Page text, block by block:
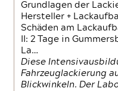
Grundlagen der
Hersteller +
Schäden am
II: 2 Tage in
La…
Diese
Fahrzeuglackierung
Blickwinkeln. Der